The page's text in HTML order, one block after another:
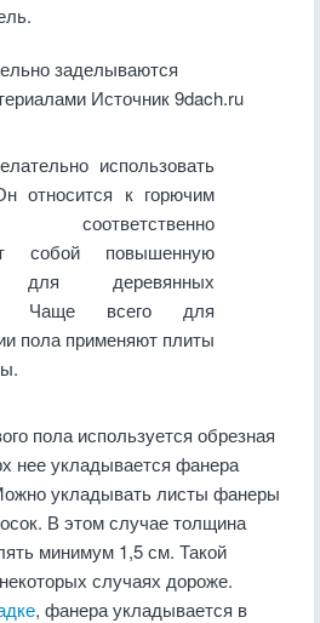
заделываются
Источник 9dach.ru
использовать
относится к горючим
соответственно
собой повышенную
для деревянных
Чаще всего для
пола применяют плиты
пола используется обрезная
нее укладывается фанера
укладывать листы фанеры
В этом случае толщина
минимум 1,5 см. Такой
случаях дороже.
, фанера укладывается в